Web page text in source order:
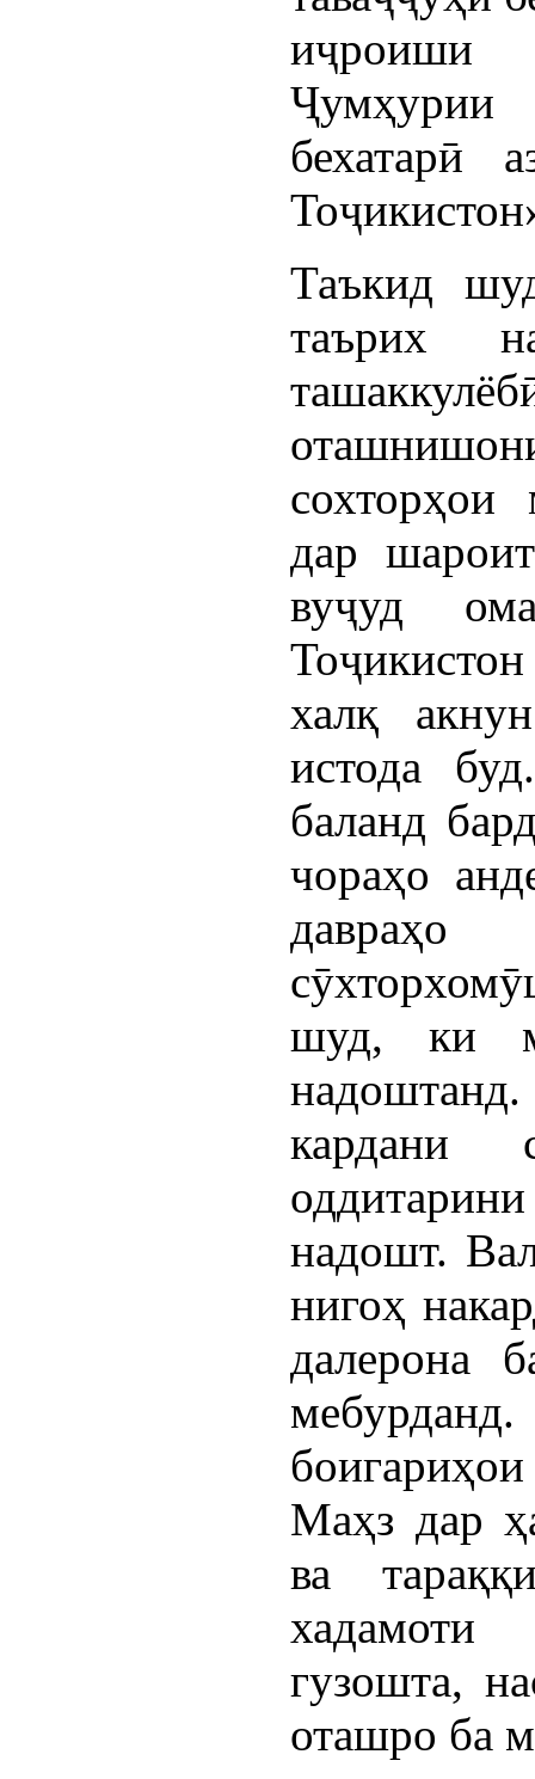
иҷроиши
Ҷумҳурии
бехатарӣ
Таъкид
таърих
дар
вуҷуд
халқ
истода
баланд
чораҳо
давраҳо
шуд, ки
кардани
надошт.
нигоҳ
далерона
Маҳз дар
ва
гузошта,
оташро ба